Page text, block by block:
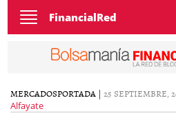
Toggle
navigation
FinancialRed
MERCADOSPORTADA | 25 SEPTIEMBRE,
Alfayate